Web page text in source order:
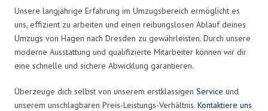
Unsere langjährige Erfahrung im Umzugsbereich ermöglicht es
uns, effizient zu arbeiten und einen reibungslosen Ablauf deines
Umzugs von Hagen nach Dresden zu gewährleisten. Durch unsere
moderne Ausstattung und qualifizierte Mitarbeiter können wir dir
eine schnelle und sichere Abwicklung garantieren.
Überzeuge dich selbst von unserem erstklassigen Service und
unserem unschlagbaren Preis-Leistungs-Verhältnis. Kontaktiere uns